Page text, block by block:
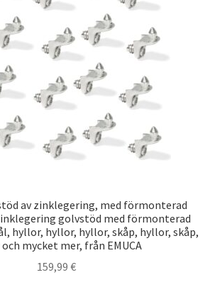
av zinklegering, med förmonterad
golvstöd med förmonterad
hyllor, hyllor, hyllor, skåp, hyllor, skåp,
mycket mer, från EMUCA
159,99 €